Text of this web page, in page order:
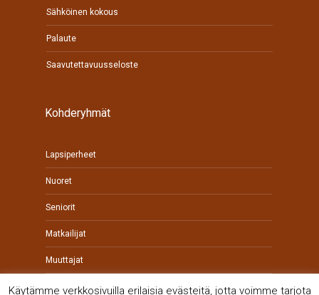
Sähköinen kokous
Palaute
Saavutettavuusseloste
Kohderyhmät
Lapsiperheet
Nuoret
Seniorit
Matkailijat
Muuttajat
Yrittäjät
Käytämme verkkosivuilla erilaisia evästeitä, jotta voimme tarjota